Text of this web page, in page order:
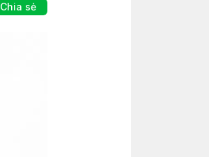
Chia sẻ